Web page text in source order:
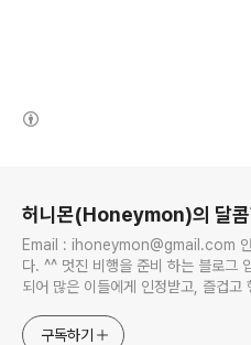
허니몬(Honeymon)의 달콤
Email : ihoneymon@gmail.com 안
다. ^^ 멋진 비행을 준비 하는 블로그
되어 많은 이들에게 인정받고, 즐겁고
지켜봐주세요!! ^^
구독하기